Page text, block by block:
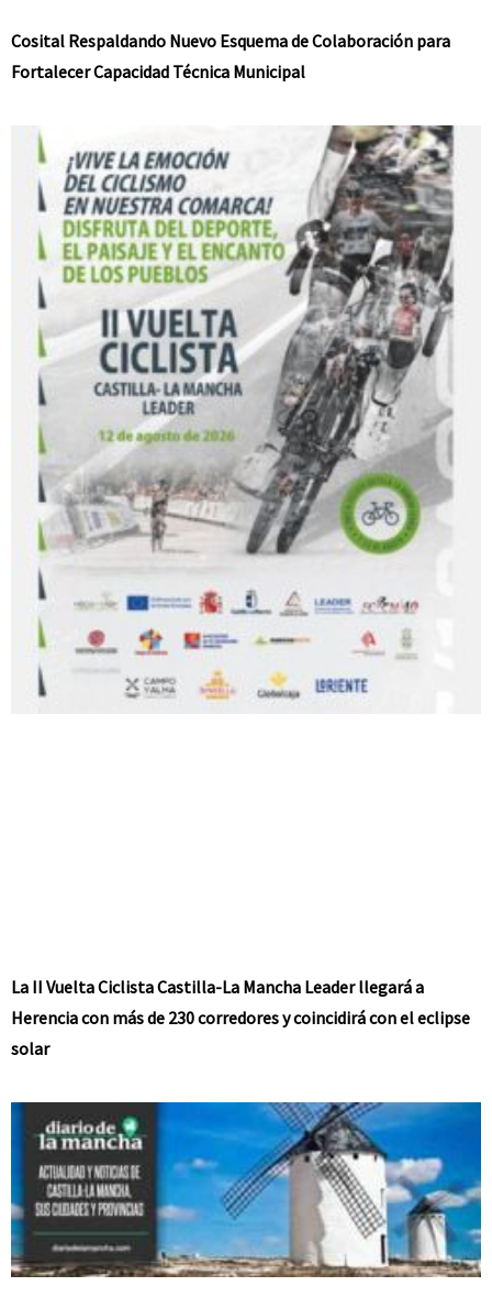
Cosital Respaldando Nuevo Esquema de Colaboración para
Fortalecer Capacidad Técnica Municipal
La II Vuelta Ciclista Castilla-La Mancha Leader llegará a
Herencia con más de 230 corredores y coincidirá con el eclipse
solar